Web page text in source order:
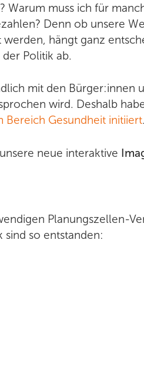
Gratis Angebot
Weiterbildung
Für Organisationen
Warum muss ich für
Denn ob unsere
hängt ganz
Politik ab.
mit den Bürger:innen
wird. Deshalb
Bereich Gesundheit initiiert.
neue interaktive
Planungszellen-
sind so entstanden: